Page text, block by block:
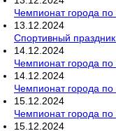
Чемпионат города по
13 12 2024
Спортивный
14 12 2024
Чемпионат города
14 12 2024
Чемпионат города по
15 12 2024
Чемпионат города
15 12 2024